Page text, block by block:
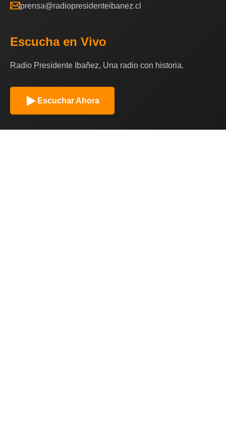
prensa@radiopresidenteibanez.cl
Escucha en Vivo
Radio Presidente Ibañez, Una radio con historia.
Escuchar Ahora